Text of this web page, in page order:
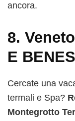
ancora.
8.
E
Cercate una
termali e Spa?
Montegrotto